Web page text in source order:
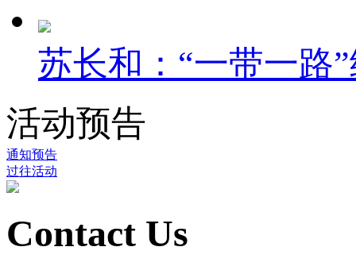
苏长和：“一带一路
活动预告
通知预告
过往活动
Contact Us